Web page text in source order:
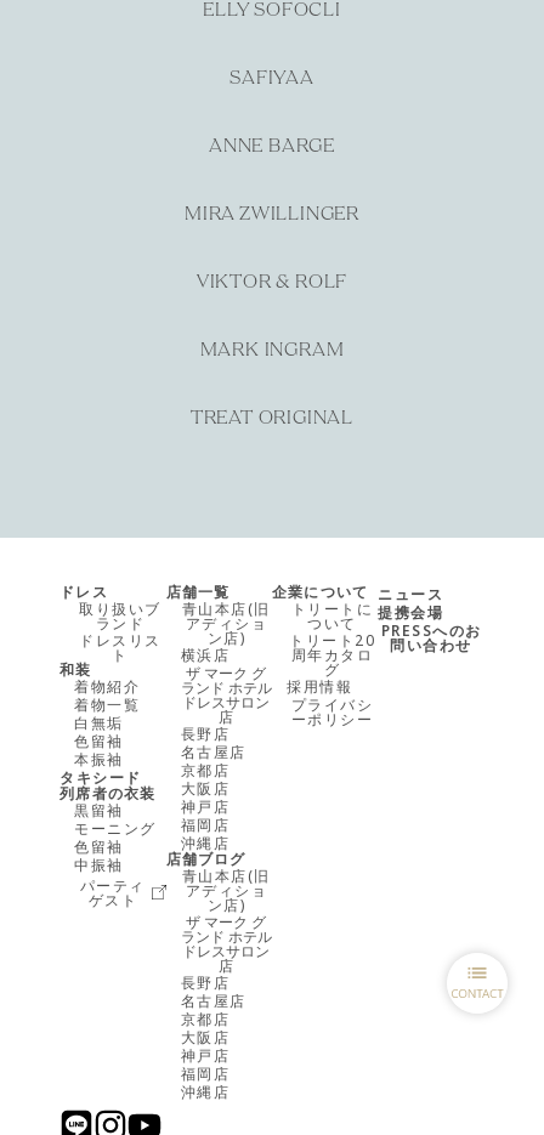
ELLY SOFOCLI
SAFIYAA
ANNE BARGE
MIRA ZWILLINGER
VIKTOR & ROLF
MARK INGRAM
TREAT ORIGINAL
ドレス
取り扱いブ
ランド
ドレスリス
ト
和装
着物紹介
着物一覧
白無垢
色留袖
本振袖
タキシード
列席者の衣装
黒留袖
モーニング
色留袖
中振袖
パーティ
ゲスト
店舗一覧
青山本店(旧
アディショ
ン店)
横浜店
ザ マーク グ
ランド ホテル
ドレスサロン
店
長野店
名古屋店
京都店
大阪店
神戸店
福岡店
沖縄店
店舗ブログ
青山本店(旧
アディショ
ン店)
ザ マーク グ
ランド ホテル
ドレスサロン
店
長野店
名古屋店
京都店
大阪店
神戸店
福岡店
沖縄店
企業について
トリートに
ついて
トリート20
周年カタロ
グ
採用情報
プライバシ
ーポリシー
ニュース
提携会場
PRESSへのお
問い合わせ